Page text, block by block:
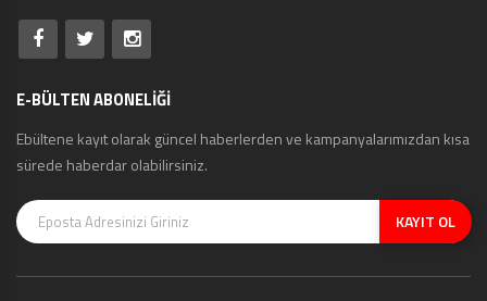
E-BÜLTEN ABONELİĞİ
Ebültene kayıt olarak güncel haberlerden ve kampanyalarımızdan kısa
sürede haberdar olabilirsiniz.
KAYIT OL